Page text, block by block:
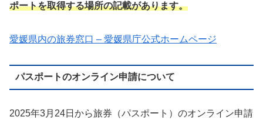
ポートを取得する場所の記載があります。
愛媛県内の旅券窓口 – 愛媛県庁公式ホームページ
パスポートのオンライン申請について
2025年3月24日から旅券（パスポート）のオンライン申請